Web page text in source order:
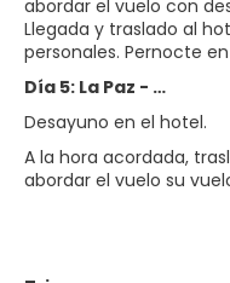
abordar el vuelo con
Llegada y traslado al
personales. Pernocte
Día 5: La Paz - …
Desayuno en el hotel.
A la hora acordada,
abordar el vuelo su